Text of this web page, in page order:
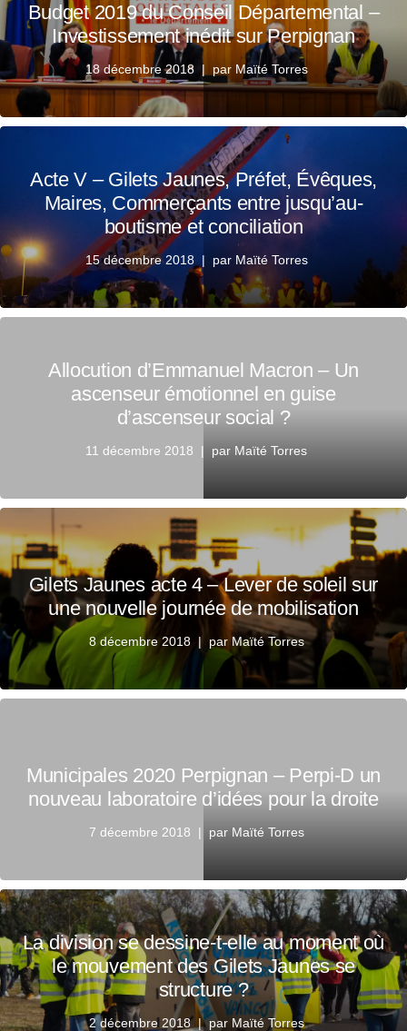
Budget 2019 du Conseil Départemental –
Investissement inédit sur Perpignan
18 décembre 2018 par Maïté Torres
Acte V – Gilets Jaunes, Préfet, Évêques,
Maires, Commerçants entre jusqu’au-
boutisme et conciliation
15 décembre 2018 par Maïté Torres
Allocution d’Emmanuel Macron – Un
ascenseur émotionnel en guise
d’ascenseur social ?
11 décembre 2018 par Maïté Torres
Gilets Jaunes acte 4 – Lever de soleil sur
une nouvelle journée de mobilisation
8 décembre 2018 parMaïté Torres
Municipales 2020 Perpignan – Perpi-D un
nouveau laboratoire d’idées pour la droite
7 décembre 2018 par Maïté Torres
La division se dessine-t-elle au moment où
le mouvement des Gilets Jaunes se
structure ?
2 décembre 2018 par Maïté Torres